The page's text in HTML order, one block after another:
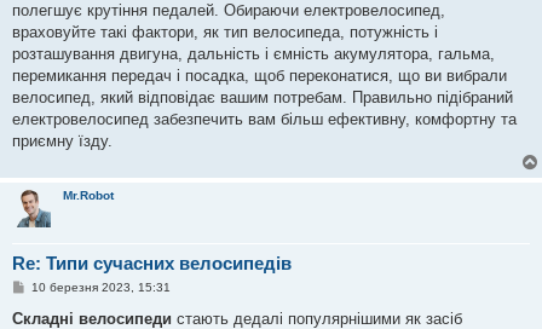
полегшує крутіння педалей. Обираючи електровелосипед,
враховуйте такі фактори, як тип велосипеда, потужність і
розташування двигуна, дальність і ємність акумулятора, гальма,
перемикання передач і посадка, щоб переконатися, що ви вибрали
велосипед, який відповідає вашим потребам. Правильно підібраний
електровелосипед забезпечить вам більш ефективну, комфортну та
приємну їзду.
Mr.Robot
Re: Типи сучасних велосипедів
П
в
10 березня 2023, 15:31
Складні велосипеди стають дедалі популярнішими як засіб